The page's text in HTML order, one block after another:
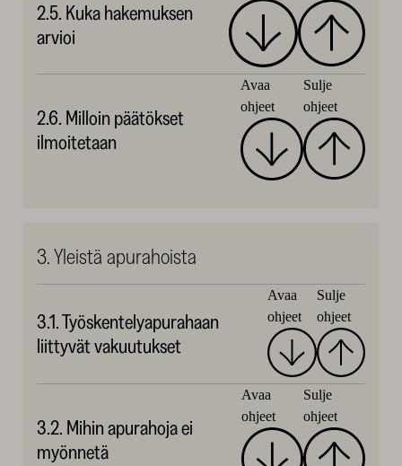
2.5. Kuka hakemuksen
arvioi
2.6. Milloin päätökset
ilmoitetaan
Avaa
ohjeet
Sulje
ohjeet
3. Yleistä apurahoista
3.1. Työskentelyapurahaan
liittyvät vakuutukset
Avaa
ohjeet
Sulje
ohjeet
3.2. Mihin apurahoja ei
myönnetä
Avaa
ohjeet
Sulje
ohjeet